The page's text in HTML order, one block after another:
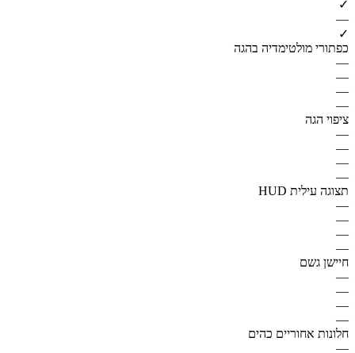
✓
—
✓
כפתורי מולטימדיה בהגה
—
—
—
—
ציפוי הגה
—
—
—
—
תצוגה עילית HUD
—
—
—
—
חיישן גשם
—
—
—
—
חלונות אחוריים כהים
—